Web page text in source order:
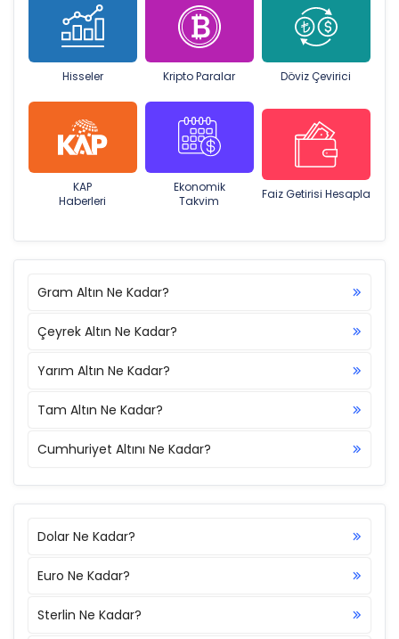
Hisseler Kripto Paralar Döviz Çevirici
KAP
Haberleri
Ekonomik
Takvim
Faiz Getirisi Hesapla
Gram Altın Ne Kadar?
Çeyrek Altın Ne Kadar?
Yarım Altın Ne Kadar?
Tam Altın Ne Kadar?
Cumhuriyet Altını Ne Kadar?
Dolar Ne Kadar?
Euro Ne Kadar?
Sterlin Ne Kadar?